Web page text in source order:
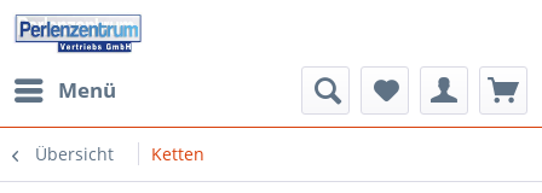
Menü
Übersicht Ketten